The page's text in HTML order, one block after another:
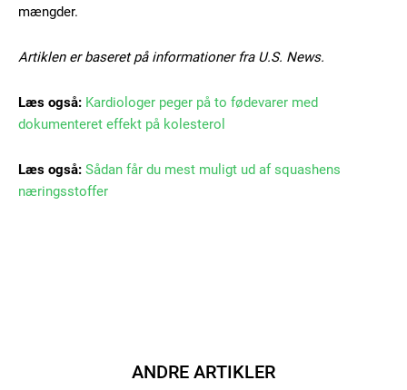
100DKK / year
Etiam est nibh, lobortis sit
Praesent euismod ac
mængder.
Artiklen er baseret på informationer fra U.S. News.
Læs også: Kardiologer peger på to fødevarer med
dokumenteret effekt på kolesterol
Læs også: Sådan får du mest muligt ud af squashens
næringsstoffer
ANDRE ARTIKLER